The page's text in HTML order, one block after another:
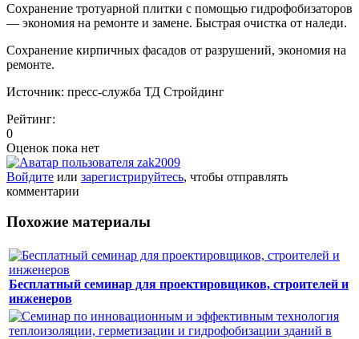
Сохранение тротуарной плитки с помощью гидрофобизаторов
— экономия на ремонте и замене. Быстрая очистка от наледи.
Сохранение кирпичных фасадов от разрушений, экономия на
ремонте.
Источник: пресс-служба ТД Стройдинг
Рейтинг:
0
Оценок пока нет
Войдите или зарегистрируйтесь, чтобы отправлять
комментарии
Похожие материалы
Бесплатный семинар для проектировщиков, строителей и
инженеров